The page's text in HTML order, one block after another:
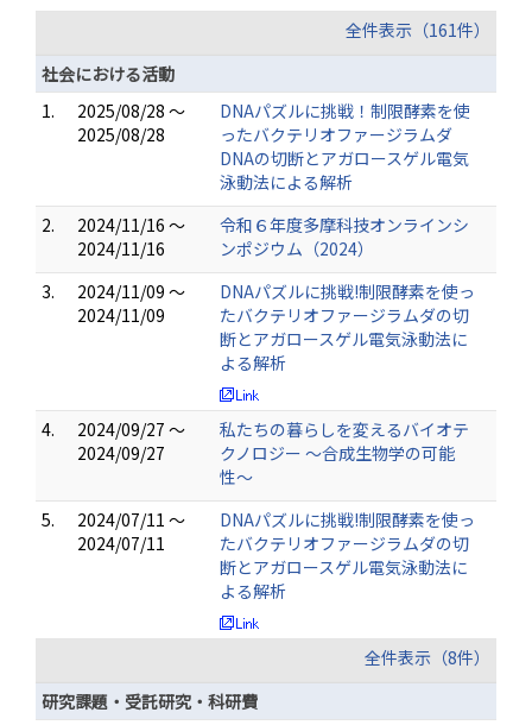
全件表示（161件）
社会における活動
1.
2025/08/28 ～
2025/08/28
DNAパズルに挑戦！制限酵素を使
ったバクテリオファージラムダ
DNAの切断とアガロースゲル電気
泳動法による解析
2.
2024/11/16 ～
2024/11/16
令和６年度多摩科技オンラインシ
ンポジウム（2024）
3.
2024/11/09 ～
2024/11/09
DNAパズルに挑戦!制限酵素を使っ
たバクテリオファージラムダの切
断とアガロースゲル電気泳動法に
よる解析
4.
2024/09/27 ～
2024/09/27
私たちの暮らしを変えるバイオテ
クノロジー 〜合成生物学の可能
性〜
5.
2024/07/11 ～
2024/07/11
DNAパズルに挑戦!制限酵素を使っ
たバクテリオファージラムダの切
断とアガロースゲル電気泳動法に
よる解析
全件表示（8件）
研究課題・受託研究・科研費